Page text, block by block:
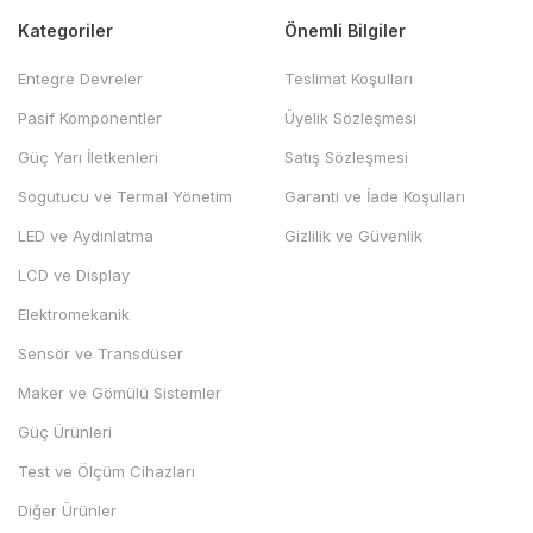
Kategoriler
Entegre Devreler
Pasif Komponentler
Güç Yarı İletkenleri
Sogutucu ve Termal Yönetim
LED ve Aydınlatma
LCD ve Display
Elektromekanik
Sensör ve Transdüser
Maker ve Gömülü Sistemler
Güç Ürünleri
Test ve Ölçüm Cihazları
Diğer Ürünler
Önemli Bilgiler
Teslimat Koşulları
Üyelik Sözleşmesi
Satış Sözleşmesi
Garanti ve İade Koşulları
Gizlilik ve Güvenlik